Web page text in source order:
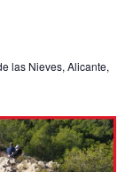
las Nieves, Alicante,